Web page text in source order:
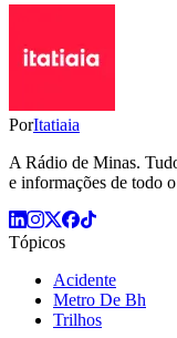
PorItatiaia
A Rádio de Minas.
e informações de todo
Tópicos
Acidente
Metro De Bh
Trilhos